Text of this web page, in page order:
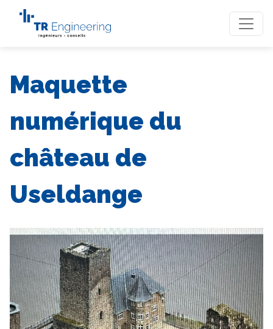
Maquette
numérique du
château de
Useldange